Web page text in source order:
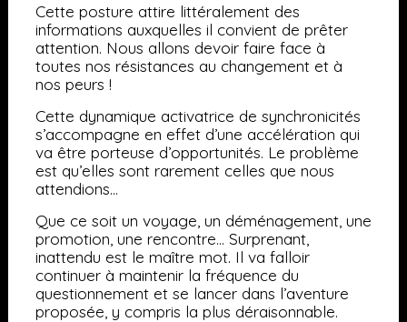
Cette posture attire littéralement des
informations auxquelles il convient de prêter
attention. Nous allons devoir faire face à
toutes nos résistances au changement et à
nos peurs !
Cette dynamique activatrice de synchronicités
s’accompagne en effet d’une accélération qui
va être porteuse d’opportunités. Le problème
est qu’elles sont rarement celles que nous
attendions…
Que ce soit un voyage, un déménagement, une
promotion, une rencontre… Surprenant,
inattendu est le maître mot. Il va falloir
continuer à maintenir la fréquence du
questionnement et se lancer dans l’aventure
proposée, y compris la plus déraisonnable.